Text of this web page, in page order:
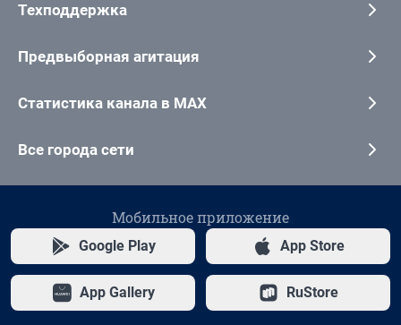
Техподдержка
Предвыборная агитация
Статистика канала в MAX
Все города сети
Мобильное приложение
Google Play App Store
App Gallery RuStore